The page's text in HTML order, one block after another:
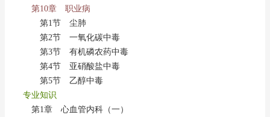
第10章 职业病
第1节 尘肺
第2节 一氧化碳中毒
第3节 有机磷农药中毒
第4节 亚硝酸盐中毒
第5节 乙醇中毒
专业知识
第1章 心血管内科（一）